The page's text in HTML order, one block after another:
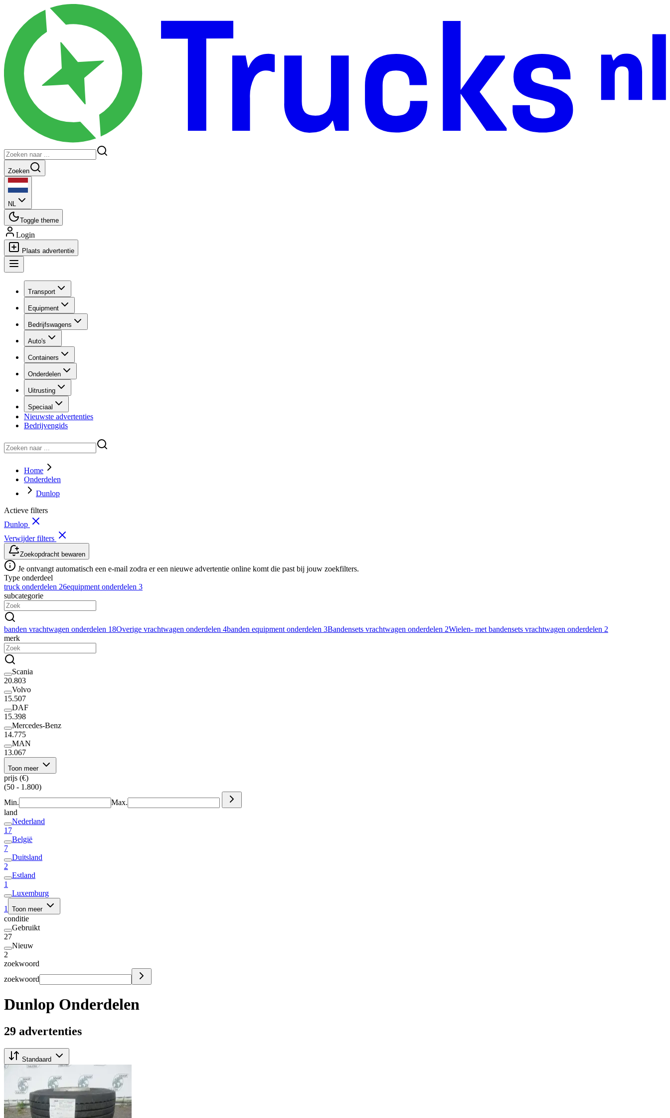
Zoeken
NL
Toggle theme
Login
Plaats advertentie
Transport
Equipment
Bedrijfswagens
Auto's
Containers
Onderdelen
Uitrusting
Speciaal
Nieuwste advertenties
Bedrijvengids
Home
Onderdelen
Dunlop
Actieve filters
Dunlop
Verwijder filters
Zoekopdracht bewaren
Je ontvangt automatisch een e-mail zodra er een nieuwe advertentie online komt die past bij jouw zoekfilters.
Type onderdeel
truck onderdelen 26equipment onderdelen 3
subcategorie
banden vrachtwagen onderdelen 18Overige vrachtwagen onderdelen 4banden equipment onderdelen 3Bandensets vrachtwagen onderdelen 2Wielen- met bandensets vrachtwagen onderdelen 2
merk
Scania
20.803
Volvo
15.507
DAF
15.398
Mercedes-Benz
14.775
MAN
13.067
Toon meer
prijs (€)
(50 - 1.800)
Min.
Max.
land
Nederland
17
België
7
Duitsland
2
Estland
1
Luxemburg
1
Toon meer
conditie
Gebruikt
27
Nieuw
2
zoekwoord
zoekwoord
Dunlop Onderdelen
29 advertenties
Standaard